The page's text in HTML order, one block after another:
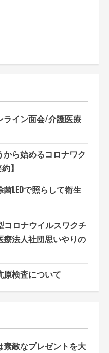
ライン面会/介護医療
から始めるコロナワク
】
LEDで照らして衛生
コロナウイルスワクチ
療法人社団思いやりの
原検査について
敵なプレゼントを大